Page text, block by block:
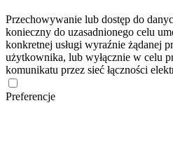
Przechowywanie lub dostęp do
konieczny do uzasadnionego celu
konkretnej usługi wyraźnie żądanej
użytkownika, lub wyłącznie w celu
komunikatu przez sieć łączności
Preferencje